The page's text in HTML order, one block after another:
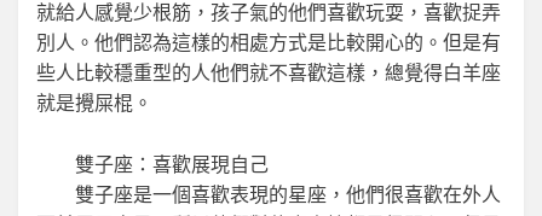
就給人感覺少根筋，孩子氣的他們喜歡玩耍，喜歡捉弄
別人。他們認為這樣的相處方式是比較開心的。但是有
些人比較穩重型的人他們就不喜歡這樣，總覺得白羊座
就是攪屎棍。
雙子座：喜歡展現自己
雙子座是一個喜歡表現的星座，他們很喜歡在外人